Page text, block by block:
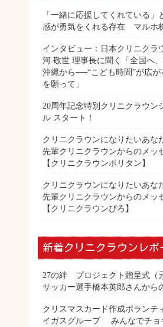
「一緒に応援してくれている」
感が勇気をくれる存在 マルホ
インタビュー：日本クリニクラ
河 敬世 理事長に聞く「全国へ
沖縄から──“こども時間”が広が
を願って」
20周年記念特別クリニクラウン
ル スタート！
クリニクラウンになりたいあな
先輩クリニクラウンからのメッ
【クリニクラウンポリタン】
クリニクラウンになりたいあな
先輩クリニクラウンからのメッ
【クリニクラウンぴろ】
新着クリニクラウンレポ
27の絆 プロジェクト贈呈式（
サッカー選手橋本英郎さんから
クリスマスカード作成ボランテ
イガスグループ みんなでチョ